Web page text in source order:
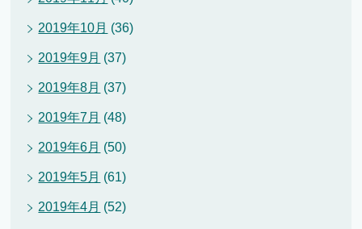
2019年10月 (36)
2019年9月 (37)
2019年8月 (37)
2019年7月 (48)
2019年6月 (50)
2019年5月 (61)
2019年4月 (52)